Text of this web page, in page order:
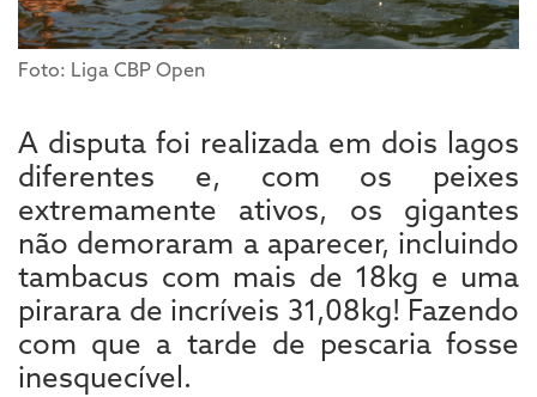
Foto: Liga CBP Open
A disputa foi realizada em dois lagos
diferentes e, com os peixes
extremamente ativos, os gigantes
não demoraram a aparecer, incluindo
tambacus com mais de 18kg e uma
pirarara de incríveis 31,08kg! Fazendo
com que a tarde de pescaria fosse
inesquecível.